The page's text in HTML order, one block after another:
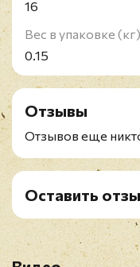
16
Вес в упаковке (кг)
0.15
Отзывы
Отзывов еще
Оставить